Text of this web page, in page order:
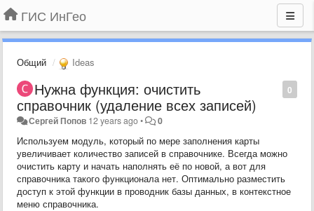
ГИС ИнГео
Общий Ideas
0
Нужна функция: очистить
справочник (удаление всех записей)
Сергей Попов 12 years ago• 0
Используем модуль, который по мере заполнения карты
увеличивает количество записей в справочнике. Всегда можно
очистить карту и начать наполнять её по новой, а вот для
справочника такого функционала нет. Оптимально разместить
доступ к этой функции в проводник базы данных, в контекстное
меню справочника.